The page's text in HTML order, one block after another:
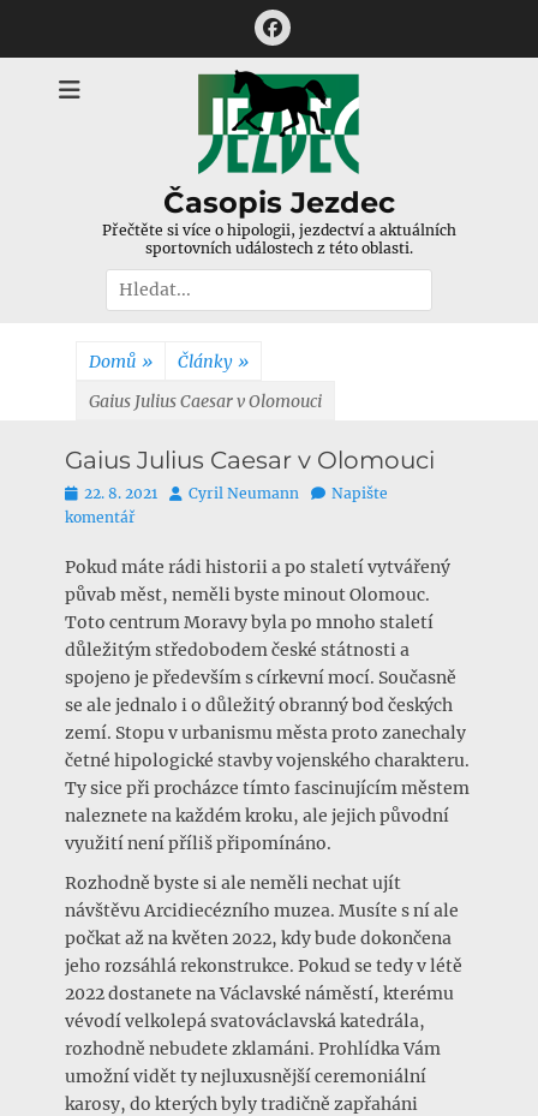
Facebook
Časopis Jezdec
Přečtěte si více o hipologii, jezdectví a aktuálních
sportovních událostech z této oblasti.
Hledat:
Domů » Články »
Gaius Julius Caesar v Olomouci
Gaius Julius Caesar v Olomouci
Publikováno
22. 8. 2021 AutorCyril Neumann
Napište
komentář
Pokud máte rádi historii a po staletí vytvářený
půvab měst, neměli byste minout Olomouc.
Toto centrum Moravy byla po mnoho staletí
důležitým středobodem české státnosti a
spojeno je především s církevní mocí. Současně
se ale jednalo i o důležitý obranný bod českých
zemí. Stopu v urbanismu města proto zanechaly
četné hipologické stavby vojenského charakteru.
Ty sice při procházce tímto fascinujícím městem
naleznete na každém kroku, ale jejich původní
využití není příliš připomínáno.
Rozhodně byste si ale neměli nechat ujít
návštěvu Arcidiecézního muzea. Musíte s ní ale
počkat až na květen 2022, kdy bude dokončena
jeho rozsáhlá rekonstrukce. Pokud se tedy v létě
2022 dostanete na Václavské náměstí, kterému
vévodí velkolepá svatováclavská katedrála,
rozhodně nebudete zklamáni. Prohlídka Vám
umožní vidět ty nejluxusnější ceremoniální
karosy, do kterých byly tradičně zapřaháni